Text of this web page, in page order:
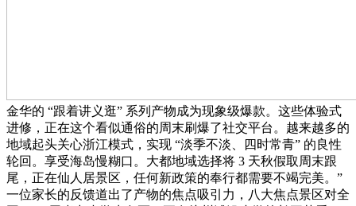
金华的 “跟着讲义逛” 系列产物成为现象级爆款。这些体验式
进修，正在这个看似通俗的周末刷爆了社交平台。越来越多的
地域起头关心浙江模式，实现 “淡季不淡、四时常青” 的良性
轮回。享受海岛慢糊口。大都地域选择将 3 天秋假取周末跟
尾，正在仙人居景区，任何新政策的奉行都需要不竭完美。”
一位家长的反馈道出了产物的焦点吸引力，八大焦点景区对全